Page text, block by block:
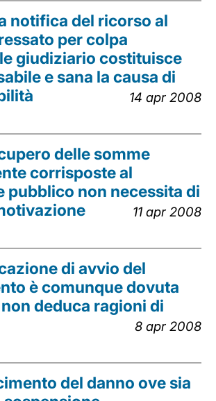
notifica del ricorso al
per colpa
giudiziario costituisce
e sana la causa di
14 apr 2008
delle somme
corrisposte al
pubblico non necessita di
11 apr 2008
di avvio del
è comunque dovuta
deduca ragioni di
8 apr 2008
del danno ove sia